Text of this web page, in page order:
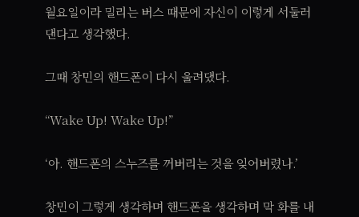
월요일이라 밀리는 버스 때문에 자신이 이렇게 서둘러
댄다고 생각했다.
그때 창민의 핸드폰이 다시 울려댔다.
“Wake Up! Wake Up!”
‘아. 핸드폰의 스누즈를 꺼버리는 것을 잊어버렸나.’
창민이 그렇게 생각하며 핸드폰을 생각하며 막 화를 내